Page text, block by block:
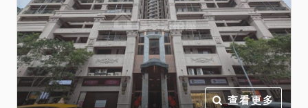
查看更多